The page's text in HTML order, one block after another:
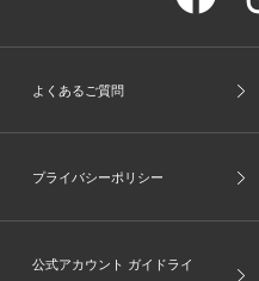
よくあるご質問
プライバシーポリシー
公式アカウント ガイドライ